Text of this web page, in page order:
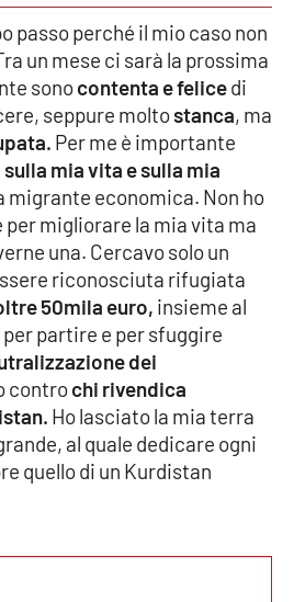
passo perché il mio caso non
un mese ci sarà la prossima
sonocontenta e felicedi
seppure moltostanca, ma
Per me è importante
mia vita e sulla mia
migrante economica. Non ho
migliorare la mia vita ma
una. Cercavo solo un
riconosciuta rifugiata
50mila euro, insieme al
partire e per sfuggire
dei
controchi rivendica
Ho lasciato la mia terra
al quale dedicare ogni
quello di un Kurdistan